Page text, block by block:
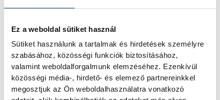
Ez a weboldal sütiket használ
Sütiket használunk a tartalmak és hirdetések személyre
szabásához, közösségi funkciók biztosításához,
valamint weboldalforgalmunk elemzéséhez. Ezenkívül
közösségi média-, hirdető- és elemező partnereinkkel
megosztjuk az Ön weboldalhasználatra vonatkozó